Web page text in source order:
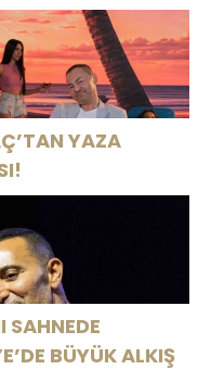
YAZA
SAHNEDE
BÜYÜK ALKIŞ